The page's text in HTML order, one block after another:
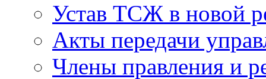
Устав ТСЖ в новой
Акты передачи
Члены правления и